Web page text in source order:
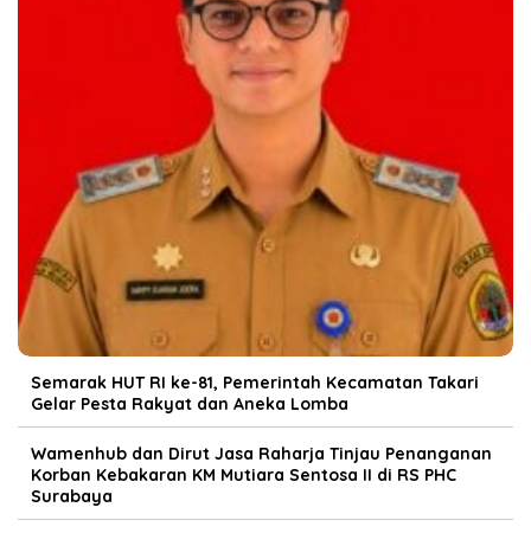
Semarak HUT RI ke-81, Pemerintah Kecamatan Takari
Gelar Pesta Rakyat dan Aneka Lomba
Wamenhub dan Dirut Jasa Raharja Tinjau Penanganan
Korban Kebakaran KM Mutiara Sentosa II di RS PHC
Surabaya